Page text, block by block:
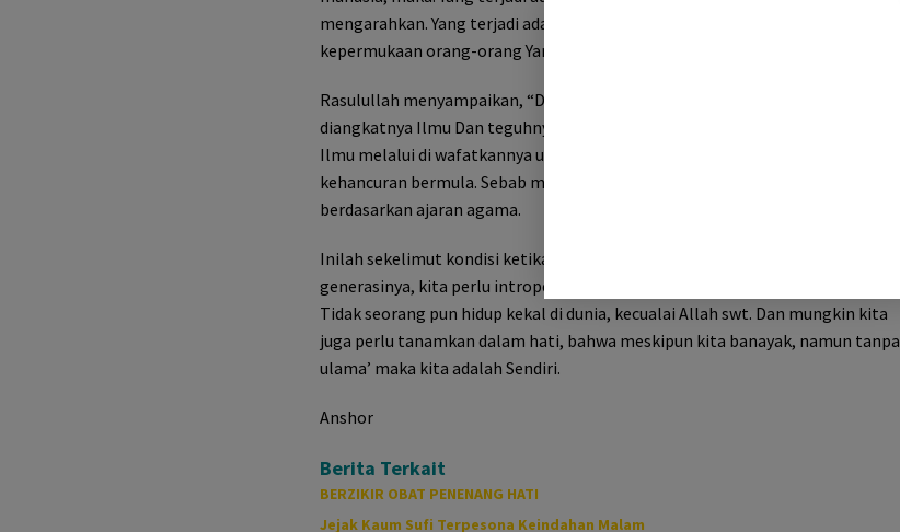
mengarahkan. Yang terjadi adalah penyimpangan sebab Yang muncul
kepermukaan orang-orang Yang tidak mempuni dalam ilmu agama.
Rasulullah menyampaikan, “Di antara tanda-tanda hari kiamat adalah
diangkatnya Ilmu Dan teguhnya kebodohan”(HR. Bukhari),ketika mengangkat
Ilmu melalui di wafatkannya ulama’ kebodohan meraja lela, maka dari situlah
kehancuran bermula. Sebab manusia tidak lagi menjalani kehidupan
berdasarkan ajaran agama.
Inilah sekelimut kondisi ketika ulama’ sudah tiada, karena itu, sebagai
generasinya, kita perlu intropeksi diri bahwa siapapun akan menemui ajalnya.
Tidak seorang pun hidup kekal di dunia, kecualai Allah swt. Dan mungkin kita
juga perlu tanamkan dalam hati, bahwa meskipun kita banayak, namun tanpa
ulama’ maka kita adalah Sendiri.
Anshor
Berita Terkait
BERZIKIR OBAT PENENANG HATI
Jejak Kaum Sufi Terpesona Keindahan Malam